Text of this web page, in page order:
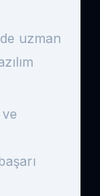
uzman